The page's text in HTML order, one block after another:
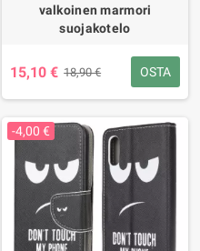
valkoinen marmori
suojakotelo
15,10 € 18,90 € OSTA
-4,00 €